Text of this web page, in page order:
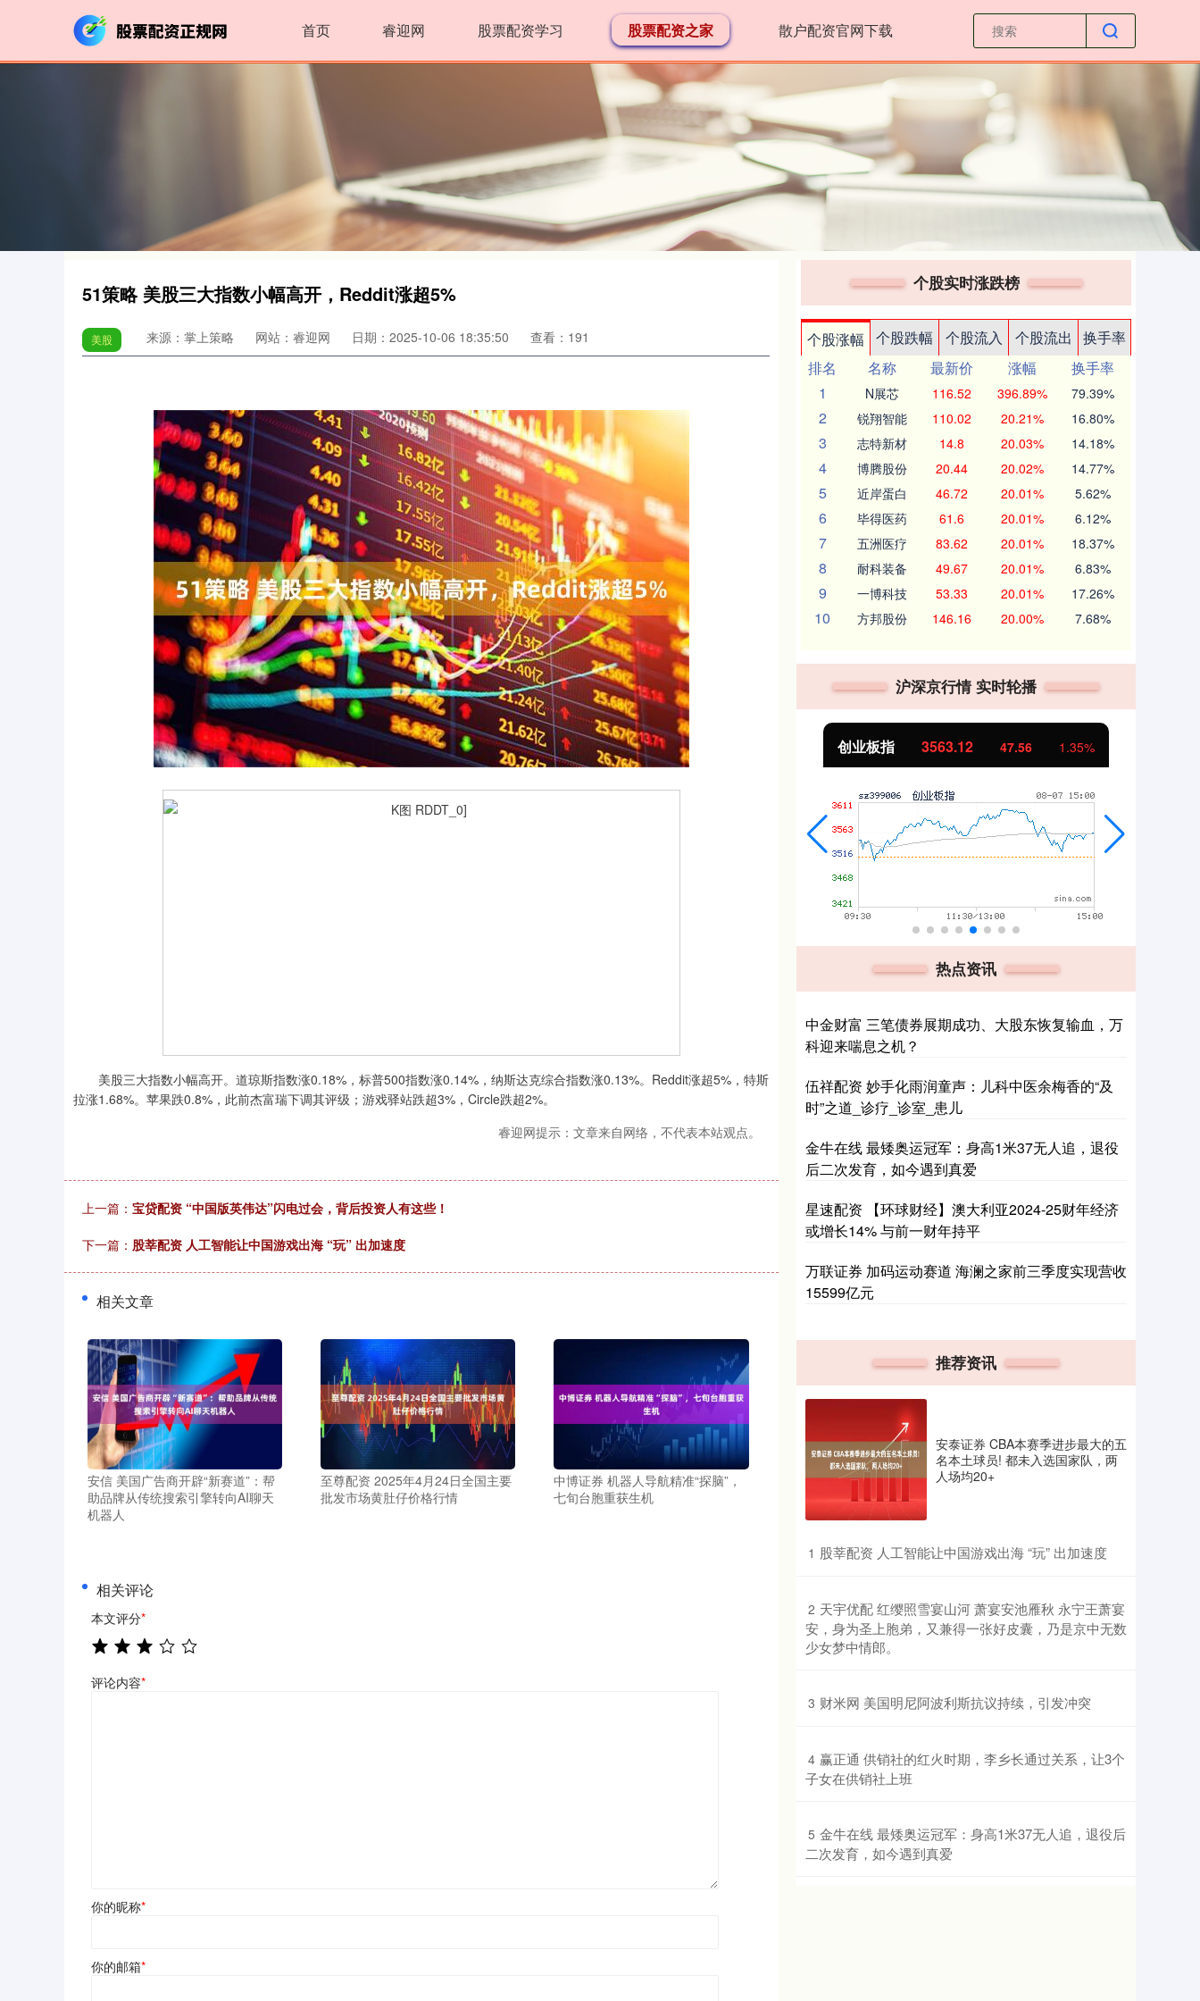
首页 睿迎网 股票配资学习 股票配资之家 散户配资官网下载
51策略 美股三大指数小幅高开，Reddit涨超5%
美股 来源：掌上策略 网站：睿迎网 日期：2025-10-06 18:35:50 查看：191
美股三大指数小幅高开。道琼斯指数涨0.18%，标普500指数涨0.14%，纳斯达克综合指数涨0.13%。Reddit涨超5%，特斯
拉涨1.68%。苹果跌0.8%，此前杰富瑞下调其评级；游戏驿站跌超3%，Circle跌超2%。
睿迎网提示：文章来自网络，不代表本站观点。
上一篇： 宝贷配资 “中国版英伟达”闪电过会，背后投资人有这些！
下一篇： 股莘配资 人工智能让中国游戏出海 “玩” 出加速度
相关文章
安信 美国广告商开辟“新赛道”：帮
助品牌从传统搜索引擎转向AI聊天
机器人
至尊配资 2025年4月24日全国主要
批发市场黄肚仔价格行情
中博证券 机器人导航精准“探脑”，
七旬台胞重获生机
相关评论
本文评分*
评论内容*
你的昵称*
你的邮箱*
个股实时涨跌榜
个股涨幅 个股跌幅 个股流入 个股流出
换手率
排名
名称 最新价 涨幅
换手率
1
N展芯 116.52 396.89% 79.39%
2 锐翔智能 110.02 20.21% 16.80%
3 志特新材 14.8 20.03% 14.18%
4 博腾股份 20.44 20.02% 14.77%
5 近岸蛋白 46.72 20.01% 5.62%
6 毕得医药 61.6 20.01% 6.12%
7 五洲医疗 83.62 20.01% 18.37%
8 耐科装备 49.67 20.01% 6.83%
9 一博科技 53.33 20.01% 17.26%
10 方邦股份 146.16 20.00% 7.68%
沪深京行情 实时轮播
沪深300 4694.44 43.13 0.93% 北证50 1134.24 11.37 创业板指 3563.12 47.56 1.35%
热点资讯
中金财富 三笔债券展期成功、大股东恢复输血，万
科迎来喘息之机？
伍祥配资 妙手化雨润童声：儿科中医余梅香的“及
时”之道_诊疗_诊室_患儿
金牛在线 最矮奥运冠军：身高1米37无人追，退役
后二次发育，如今遇到真爱
星速配资 【环球财经】澳大利亚2024-25财年经济
或增长14% 与前一财年持平
万联证券 加码运动赛道 海澜之家前三季度实现营收
15599亿元
推荐资讯
安泰证券 CBA本赛季进步最大的五
名本土球员! 都未入选国家队，两
人场均20+
1 ​股莘配资 人工智能让中国游戏出海 “玩” 出加速度
2 ​天宇优配 红缨照雪宴山河 萧宴安池雁秋 永宁王萧宴
安，身为圣上胞弟，又兼得一张好皮囊，乃是京中无数
少女梦中情郎。
3 ​财米网 美国明尼阿波利斯抗议持续，引发冲突
4 ​赢正通 供销社的红火时期，李乡长通过关系，让3个
子女在供销社上班
5 ​金牛在线 最矮奥运冠军：身高1米37无人追，退役后
二次发育，如今遇到真爱